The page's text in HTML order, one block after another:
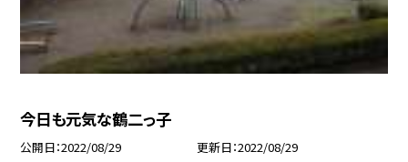
今日も元気な鶴二っ子
公開日 2022/08/29 更新日 2022/08/29